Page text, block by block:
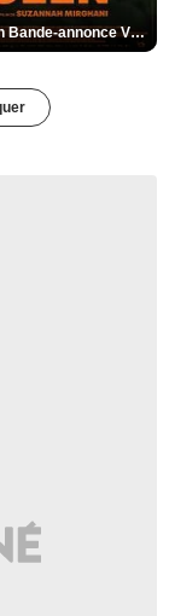
Cotton Queen Bande-annonce VO STFR